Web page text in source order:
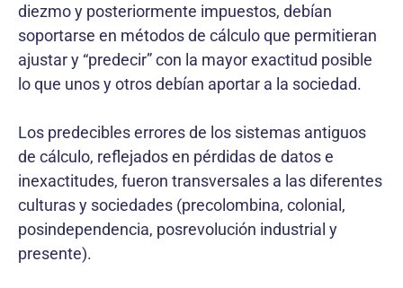
diezmo y posteriormente impuestos, debían
soportarse en métodos de cálculo que permitieran
ajustar y “predecir” con la mayor exactitud posible
lo que unos y otros debían aportar a la sociedad.
Los predecibles errores de los sistemas antiguos
de cálculo, reflejados en pérdidas de datos e
inexactitudes, fueron transversales a las diferentes
culturas y sociedades (precolombina, colonial,
posindependencia, posrevolución industrial y
presente).